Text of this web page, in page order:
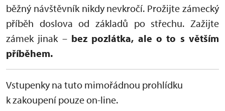
běžný návštěvník nikdy nevkročí. Prožijte zámecký
příběh doslova od základů po střechu. Zažijte
zámek jinak – bez pozlátka, ale o to s větším
příběhem.
Vstupenky na tuto mimořádnou prohlídku
k zakoupení pouze on-line.